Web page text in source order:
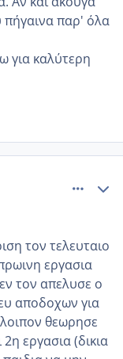
πήγαινα παρ' όλα
για καλύτερη
τον τελευταιο
εργασια
τον απελυσε ο
αποδοχων για
θεωρησε
εργασια (δικια